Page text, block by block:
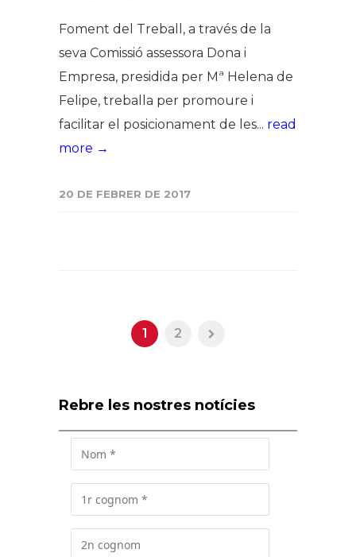
Foment del Treball, a través de la
seva Comissió assessora Dona i
Empresa, presidida per Mª Helena de
Felipe, treballa per promoure i
facilitar el posicionament de les... read
more →
20 DE FEBRER DE 2017
1 2
Rebre les nostres notícies